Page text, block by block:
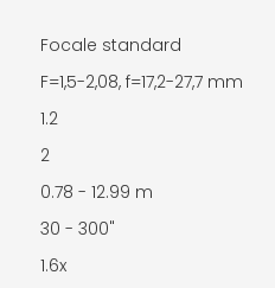
Focale standard
F=1,5-2,08, f=17,2-27,7 mm
1.2
2
0.78 - 12.99 m
30 - 300"
1.6x